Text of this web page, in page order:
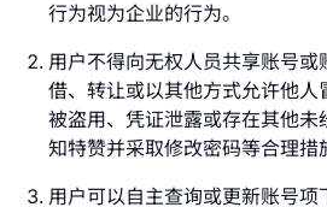
行为视为企业的行为。
用户不得向无权人员共享账号
借、转让或以其他方式允许他人
被盗用、凭证泄露或存在其他
知特赞并采取修改密码等合理措
用户可以自主查询或更新账号项